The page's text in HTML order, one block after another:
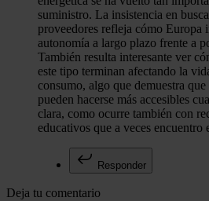
suministro. La insistencia en
proveedores refleja cómo Europa
autonomía a largo plazo frente a
También resulta interesante ver
este tipo terminan afectando la
consumo, algo que demuestra
pueden hacerse más accesibles
clara, como ocurre también con
educativos que a veces encuentro
Responder
Deja tu comentario